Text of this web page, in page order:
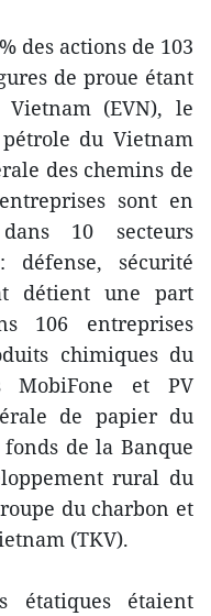
des actions de 103
de proue étant
(EVN), le
du Vietnam
des chemins de
sont en
10 secteurs
défense, sécurité
détient une part
106 entreprises
chimiques du
MobiFone et PV
de papier du
de la Banque
rural du
du charbon et
(TKV).
étatiques étaient